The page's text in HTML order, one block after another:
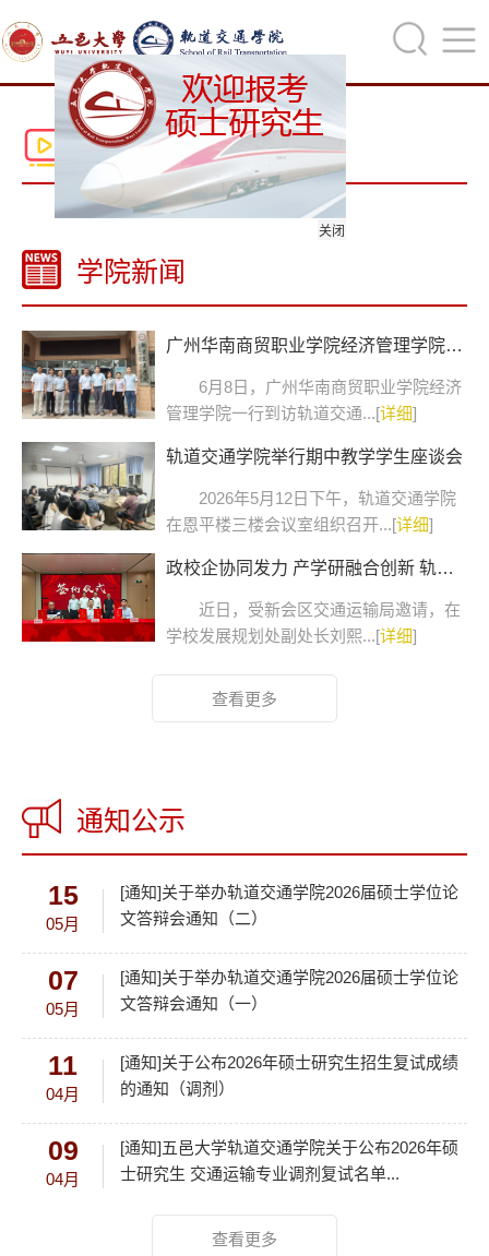
关闭
走进学院
学院新闻
广州华南商贸职业学院经济管理学院到访...
6月8日，广州华南商贸职业学院经济
管理学院一行到访轨道交通...[详细]
轨道交通学院举行期中教学学生座谈会
2026年5月12日下午，轨道交通学院
在恩平楼三楼会议室组织召开...[详细]
政校企协同发力 产学研融合创新 轨道交...
近日，受新会区交通运输局邀请，在
学校发展规划处副处长刘熙...[详细]
查看更多
通知公示
15
05月
[通知]关于举办轨道交通学院2026届硕士学位论
文答辩会通知（二）
07
05月
[通知]关于举办轨道交通学院2026届硕士学位论
文答辩会通知（一）
11
04月
[通知]关于公布2026年硕士研究生招生复试成绩
的通知（调剂）
09
04月
[通知]五邑大学轨道交通学院关于公布2026年硕
士研究生 交通运输专业调剂复试名单...
查看更多